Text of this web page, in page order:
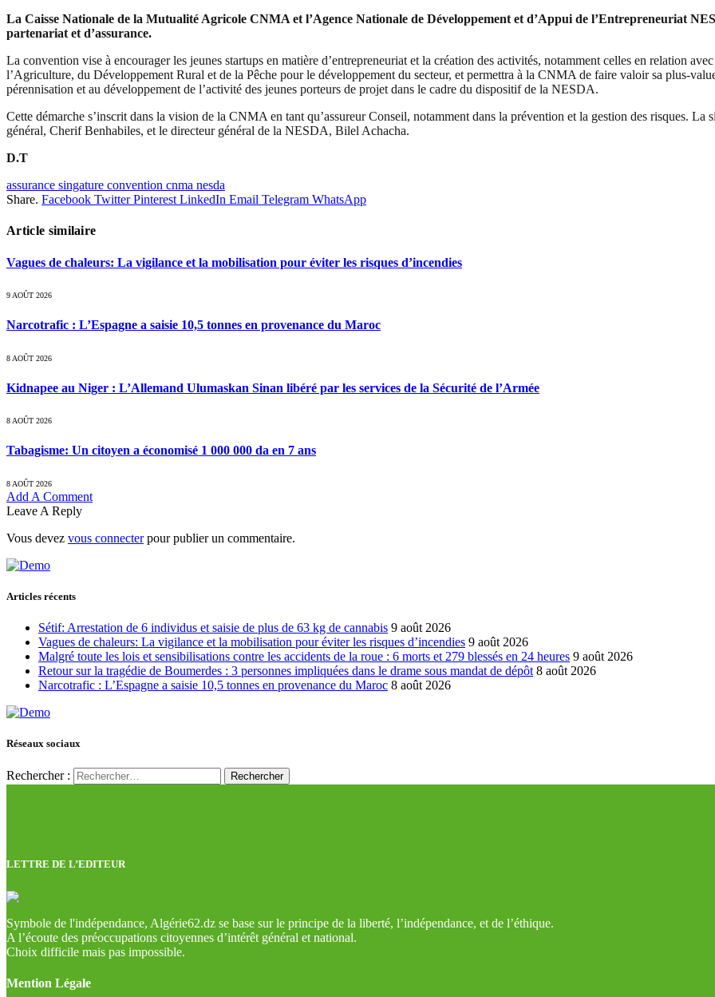
La Caisse Nationale de la Mutualité Agricole CNMA et l’Agence Nationale de Développement et d’Appui de l’Entrepreneuriat
partenariat et d’assurance.
La convention vise à encourager les jeunes startups en matière d’entrepreneuriat et la création des activités, notamment celles en relation
l’Agriculture, du Développement Rural et de la Pêche pour le développement du secteur, et permettra à la CNMA de faire valoir sa plus-
pérennisation et au développement de l’activité des jeunes porteurs de projet dans le cadre du dispositif de la NESDA.
Cette démarche s’inscrit dans la vision de la CNMA en tant qu’assureur Conseil, notamment dans la prévention et la gestion des risques.
général, Cherif Benhabiles, et le directeur général de la NESDA, Bilel Achacha.
D.T
assurance singature convention cnma nesda
Share. Facebook Twitter Pinterest LinkedIn Email Telegram WhatsApp
Article similaire
Vagues de chaleurs: La vigilance et la mobilisation pour éviter les risques d’incendies
9 AOÛT 2026
Narcotrafic : L’Espagne a saisie 10,5 tonnes en provenance du Maroc
8 AOÛT 2026
Kidnapee au Niger : L’Allemand Ulumaskan Sinan libéré par les services de la Sécurité de l’Armée
8 AOÛT 2026
Tabagisme: Un citoyen a économisé 1 000 000 da en 7 ans
8 AOÛT 2026
Add A Comment
Leave A Reply
Vous devez vous connecterpour publier un commentaire.
Articles récents
Sétif: Arrestation de 6 individus et saisie de plus de 63 kg de cannabis 9 août 2026
Vagues de chaleurs: La vigilance et la mobilisation pour éviter les risques d’incendies 9 août 2026
Malgré toute les lois et sensibilisations contre les accidents de la roue : 6 morts et 279 blessés en 24 heures 9 août 2026
Retour sur la tragédie de Boumerdes : 3 personnes impliquées dans le drame sous mandat de dépôt 8 août 2026
Narcotrafic : L’Espagne a saisie 10,5 tonnes en provenance du Maroc 8 août 2026
Réseaux sociaux
Rechercher :
LETTRE DE L’EDITEUR
Symbole de l'indépendance, Algérie62.dz se base sur le principe de la liberté, l’indépendance, et de l’éthique.
A l’écoute des préoccupations citoyennes d’intérêt général et national.
Choix difficile mais pas impossible.
Mention Légale